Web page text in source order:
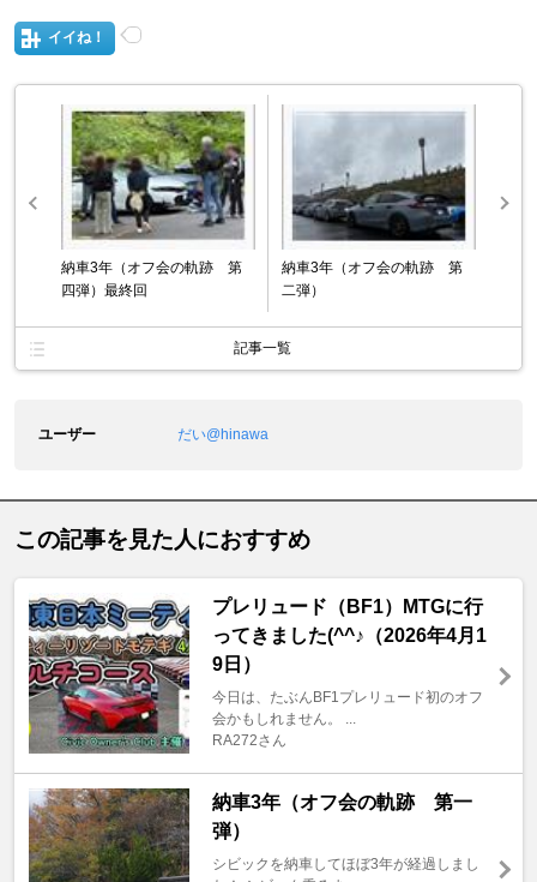
イイね！
納車3年（オフ会の軌跡 第
四弾）最終回
納車3年（オフ会の軌跡 第
二弾）
記事一覧
ユーザー だい@hinawa
この記事を見た人におすすめ
プレリュード（BF1）MTGに行
ってきました(^^♪（2026年4月1
9日）
今日は、たぶんBF1プレリュード初のオフ
会かもしれません。 ...
RA272さん
納車3年（オフ会の軌跡 第一
弾）
シビックを納車してほぼ3年が経過しまし